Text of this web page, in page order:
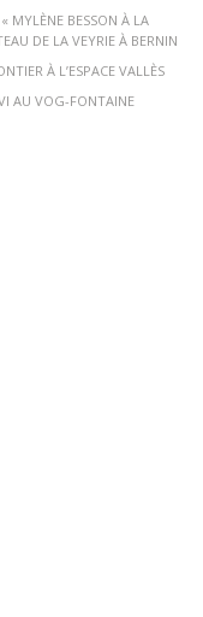
MYLÈNE BESSON À LA
DE LA VEYRIE À BERNIN
À L’ESPACE VALLÈS
AU VOG-FONTAINE